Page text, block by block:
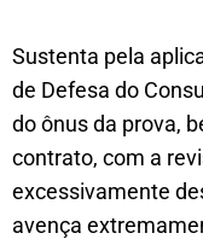
Sustenta pela
de Defesa do
do ônus da prova,
contrato, com a
excessivamente
avença